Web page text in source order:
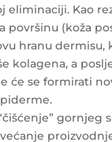
eliminaciji. Kao
površinu (koža
hranu dermisu,
kolagena, a
će se formirati
gornjeg